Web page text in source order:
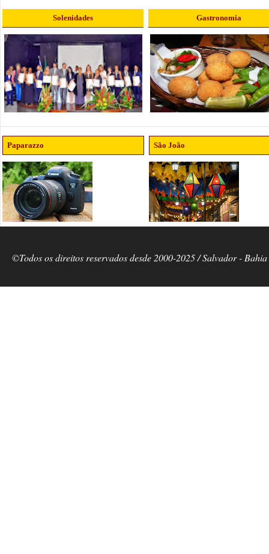
Solenidades Gastronomia
Paparazzo São João
©Todos os direitos reservados desde 2000-2025 / Salvador -